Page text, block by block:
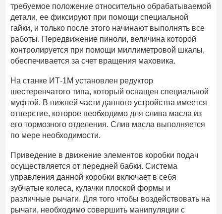
требуемое положение относительно обрабатываемой
детали, ее фиксируют при помощи специальной
гайки, и только после этого начинают выполнять все
работы. Передвижение пиноли, величина которой
контролируется при помощи миллиметровой шкалы,
обеспечивается за счет вращения маховика.
На станке ИТ-1М установлен редуктор
шестеренчатого типа, который оснащен специальной
муфтой. В нижней части данного устройства имеется
отверстие, которое необходимо для слива масла из
его тормозного отделения. Слив масла выполняется
по мере необходимости.
Приведение в движение элементов коробки подач
осуществляется от передней бабки. Система
управления данной коробки включает в себя
зубчатые колеса, кулачки плоской формы и
различные рычаги. Для того чтобы воздействовать на
рычаги, необходимо совершить манипуляции с